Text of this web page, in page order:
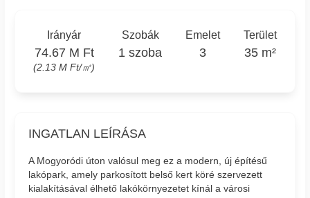
Irányár
74.67 M Ft
(2.13 M Ft/㎡)
Szobák
1 szoba
Emelet
3
Terület
35 m²
INGATLAN LEÍRÁSA
A Mogyoródi úton valósul meg ez a modern, új építésű
lakópark, amely parkosított belső kert köré szervezett
kialakításával élhető lakókörnyezetet kínál a városi